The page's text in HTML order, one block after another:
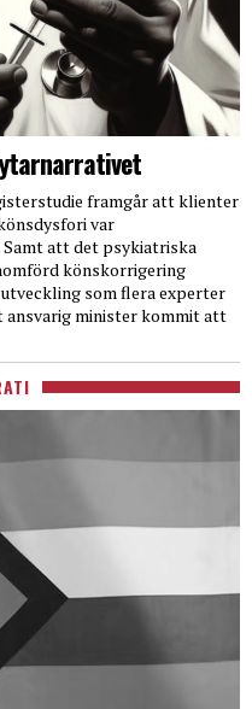
framgår att klienter
var
att det psykiatriska
könskorrigering
som flera experter
ansvarig minister kommit att